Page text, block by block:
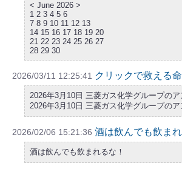
< June 2026 >
1 2 3 4 5 6
7 8 9 10 11 12 13
14 15 16 17 18 19 20
21 22 23 24 25 26 27
28 29 30
2026/03/11 12:25:41 クリックで救える
2026年3月10日 三菱ガス化学グループの
2026年3月10日 三菱ガス化学グループの
2026/02/06 15:21:36 酒は飲んでも飲まれ
酒は飲んでも飲まれるな！